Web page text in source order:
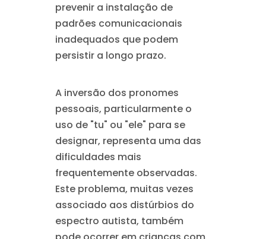
prevenir a instalação de
padrões comunicacionais
inadequados que podem
persistir a longo prazo.
A inversão dos pronomes
pessoais, particularmente o
uso de "tu" ou "ele" para se
designar, representa uma das
dificuldades mais
frequentemente observadas.
Este problema, muitas vezes
associado aos distúrbios do
espectro autista, também